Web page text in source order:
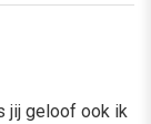
jij geloof ook ik